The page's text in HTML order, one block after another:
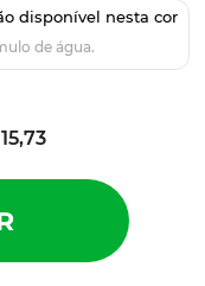
15,73